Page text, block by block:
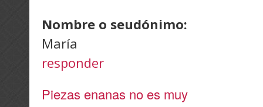
Nombre o seudónimo:
María
responder
Piezas enanas no es muy